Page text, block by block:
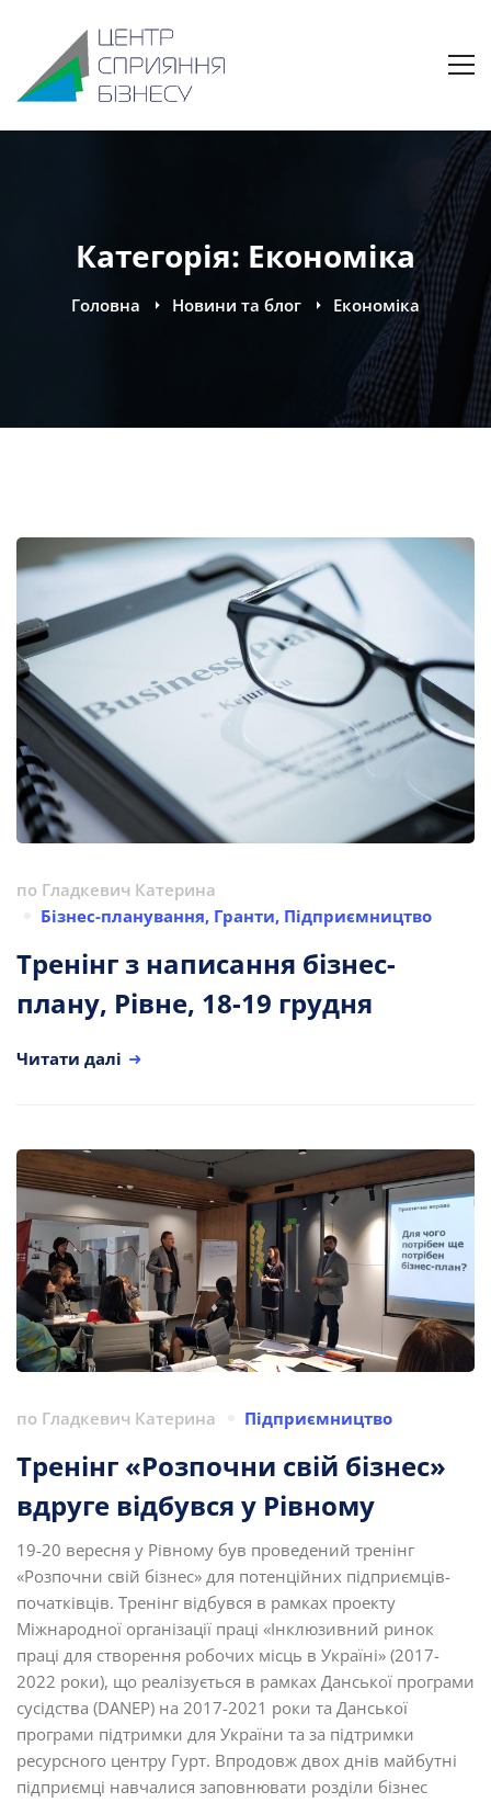
Категорія: Економіка
Головна Новини та блог Економіка
по Гладкевич Катерина
Бізнес-планування, Гранти, Підприємництво
Тренінг з написання бізнес-
плану, Рівне, 18-19 грудня
Читати далі
по Гладкевич Катерина Підприємництво
Тренінг «Розпочни свій бізнес»
вдруге відбувся у Рівному
19-20 вересня у Рівному був проведений тренінг
«Розпочни свій бізнес» для потенційних підприємців-
початківців. Тренінг відбувся в рамках проекту
Міжнародної організації праці «Інклюзивний ринок
праці для створення робочих місць в Україні» (2017-
2022 роки), що реалізується в рамках Данської програми
сусідства (DANEP) на 2017-2021 роки та Данської
програми підтримки для України та за підтримки
ресурсного центру Гурт. Впродовж двох днів майбутні
підприємці навчалися заповнювати розділи бізнес